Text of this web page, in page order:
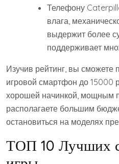
Телефону
влага,
выдержит более
поддерживает
Изучив рейтинг, вы сможете
игровой смартфон до 15000
хорошей начинкой, мощным
располагаете большим
остановиться на моделях
ТОП 10 Лучших